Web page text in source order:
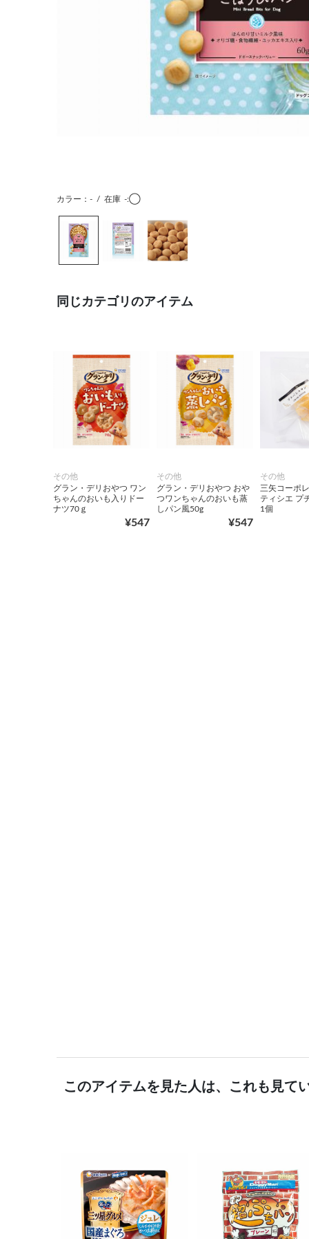
カラー：- / 在庫 -:◯
同じカテゴリのアイテム
その他
グラン・デリおやつ ワン
ちゃんのおいも入りドー
ナツ70ｇ
¥547
その他
グラン・デリおやつ おや
つワンちゃんのおいも蒸
しパン風50g
¥547
その他
三矢コーポ
ティシエ プ
1個
このアイテムを見た人は、これも見て